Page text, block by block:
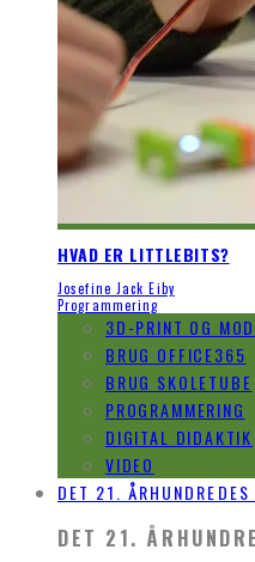
HVAD ER LITTLEBITS?
Josefine Jack Eiby
Programmering
3D-PRINT OG
BRUG OFFICE365
BRUG SKOLETUBE
PROGRAMMERING
DIGITAL DIDAKTIK
VIDEO
DET 21. ÅRHUNDREDES
DET 21.